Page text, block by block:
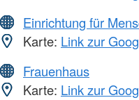
Einrichtung für
Karte: Link zur
Frauenhaus
Karte: Link zur